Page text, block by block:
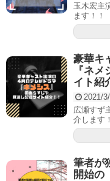
玉木宏主
ます！！
豪華キ
『ネ
イト紹
2021/
広瀬すず
介します
筆者が
開始の